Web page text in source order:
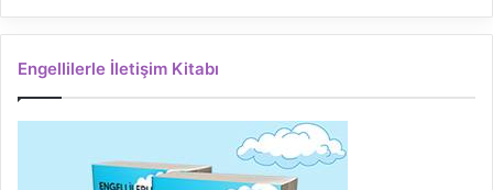
Engellilerle İletişim Kitabı